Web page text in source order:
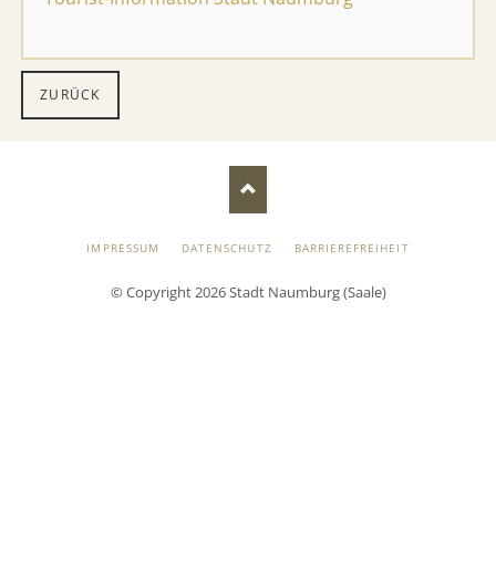
ZURÜCK
IMPRESSUM DATENSCHUTZ BARRIEREFREIHEIT
© Copyright 2026 Stadt Naumburg (Saale)